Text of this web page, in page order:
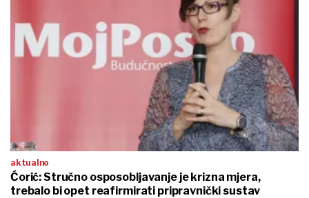
aktualno
Ćorić: Stručno osposobljavanje je krizna mjera,
trebalo bi opet reafirmirati pripravnički sustav